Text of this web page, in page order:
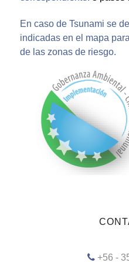
En caso de Tsunami se
indicadas en el mapa
de las zonas de riesgo.
+56 -